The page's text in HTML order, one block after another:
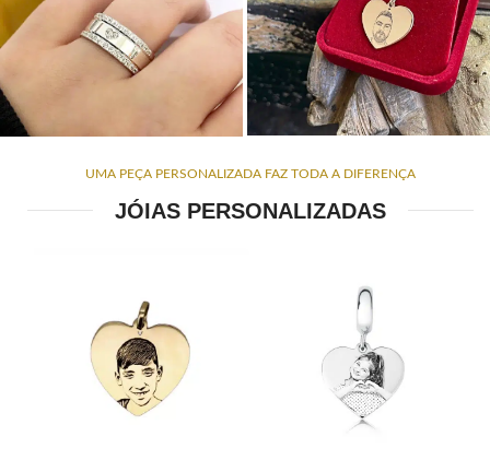
UMA PEÇA PERSONALIZADA FAZ TODA A DIFERENÇA
JÓIAS PERSONALIZADAS